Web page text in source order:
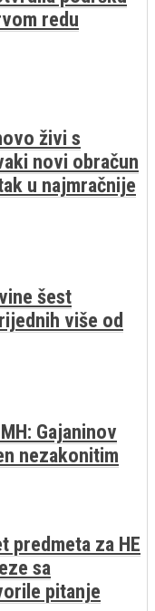
redu
živi s
novi obračun
u najmračnije
šest
više od
Gajaninov
nezakonitim
predmeta za HE
sa
pitanje